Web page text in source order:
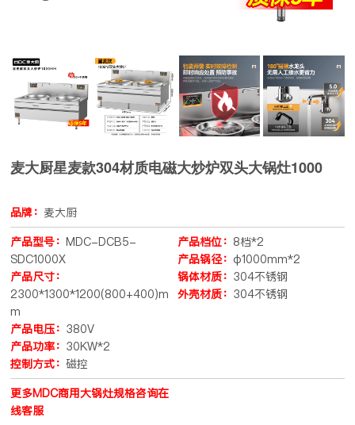
麦大厨星麦款304材质电磁大炒炉双头大锅灶1000
品牌： 麦大厨
产品型号：MDC-DCB5-
SDC1000X
产品尺寸：
2300*1300*1200(800+400)m
m
产品电压： 380V
产品功率： 30KW*2
控制方式：磁控
产品档位： 8档*2
产品锅径： φ1000mm*2
锅体材质： 304不锈钢
外壳材质： 304不锈钢
更多MDC商用大锅灶规格咨询在
线客服